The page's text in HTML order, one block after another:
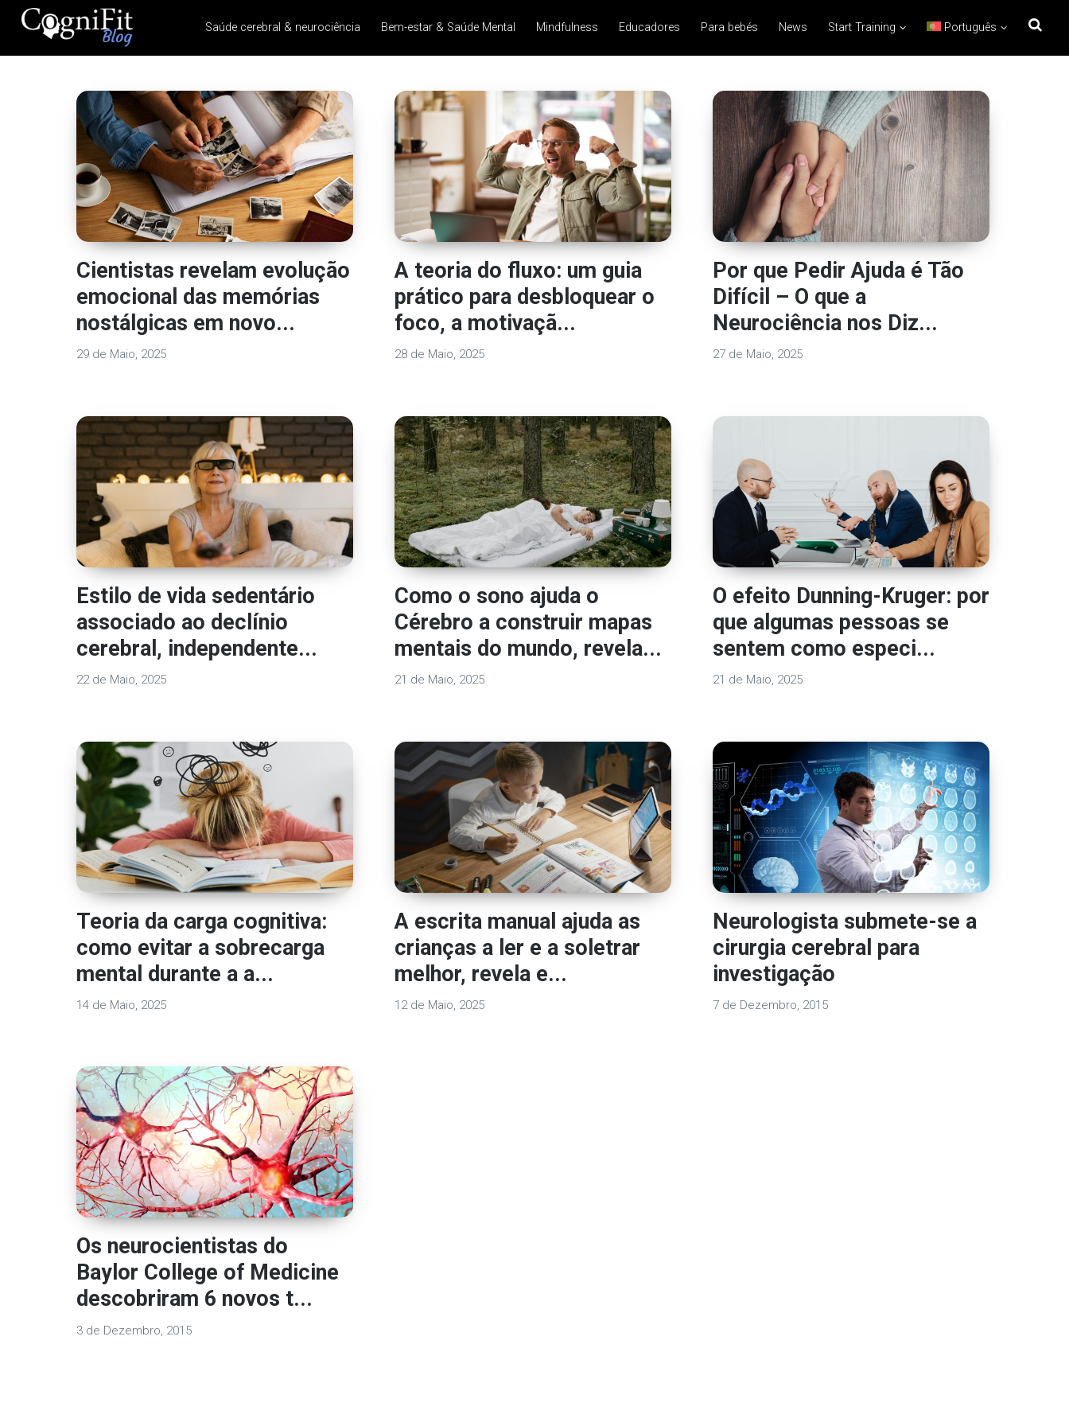
CogniFit
Health
Brain Training, Mental
Health, and Wellness
Saúde cerebral & neurociência Bem-estar & Saúde Mental Mindfulness Educadores Para bebés News Start Training Português
Cientistas revelam evolução
emocional das memórias
nostálgicas em novo...
29 de Maio, 2025
A teoria do fluxo: um guia
prático para desbloquear o
foco, a motivaçã...
28 de Maio, 2025
Por que Pedir Ajuda é Tão
Difícil – O que a
Neurociência nos Diz...
27 de Maio, 2025
Estilo de vida sedentário
associado ao declínio
cerebral, independente...
22 de Maio, 2025
Como o sono ajuda o
Cérebro a construir mapas
mentais do mundo, revela...
21 de Maio, 2025
O efeito Dunning-Kruger: por
que algumas pessoas se
sentem como especi...
21 de Maio, 2025
Teoria da carga cognitiva:
como evitar a sobrecarga
mental durante a a...
14 de Maio, 2025
A escrita manual ajuda as
crianças a ler e a soletrar
melhor, revela e...
12 de Maio, 2025
Neurologista submete-se a
cirurgia cerebral para
investigação
7 de Dezembro, 2015
Os neurocientistas do
Baylor College of Medicine
descobriram 6 novos t...
3 de Dezembro, 2015